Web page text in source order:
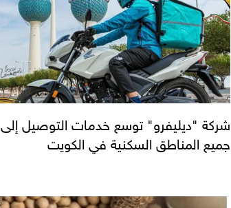
شركة "ديليفرو" توسع خدمات التوصيل إلى
جميع المناطق السكنية في الكويت